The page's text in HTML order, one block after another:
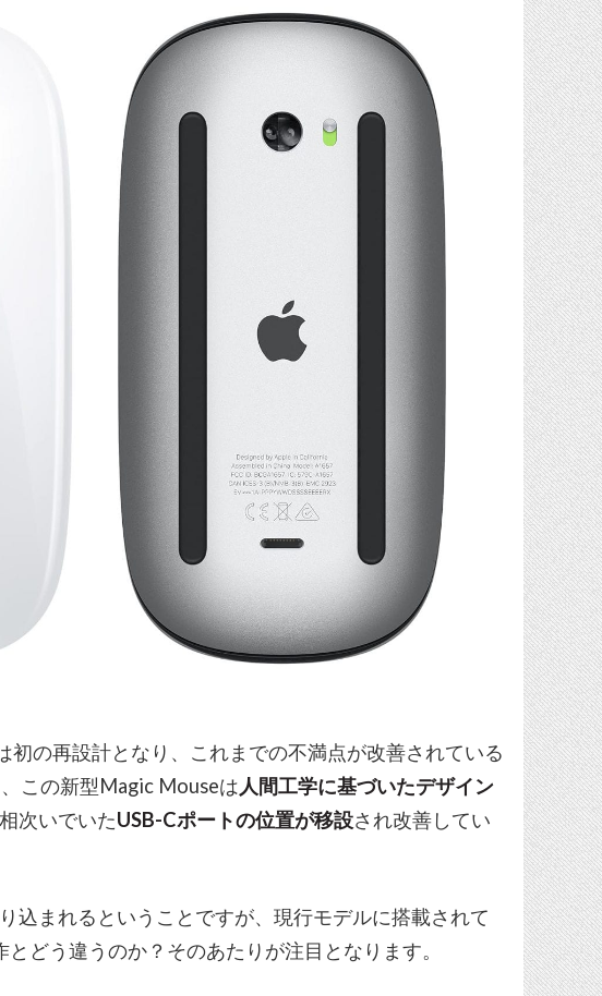
の再設計となり、これまでの不満点が改善されている
この新型Magic Mouseは人間工学に基づいたデザイン
次いでいたUSB-Cポートの位置が移設され改善してい
込まれるということですが、現行モデルに搭載されて
どう違うのか？そのあたりが注目となります。